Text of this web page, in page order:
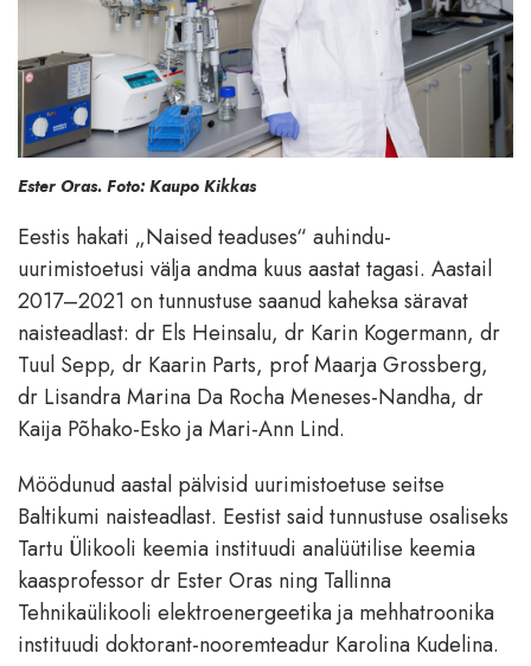
Ester Oras. Foto: Kaupo Kikkas
Eestis hakati „Naised teaduses“ auhindu-
uurimistoetusi välja andma kuus aastat tagasi. Aastail
2017–2021 on tunnustuse saanud kaheksa säravat
naisteadlast: dr Els Heinsalu, dr Karin Kogermann, dr
Tuul Sepp, dr Kaarin Parts, prof Maarja Grossberg,
dr Lisandra Marina Da Rocha Meneses-Nandha, dr
Kaija Põhako-Esko ja Mari-Ann Lind.
Möödunud aastal pälvisid uurimistoetuse seitse
Baltikumi naisteadlast. Eestist said tunnustuse osaliseks
Tartu Ülikooli keemia instituudi analüütilise keemia
kaasprofessor dr Ester Oras ning Tallinna
Tehnikaülikooli elektroenergeetika ja mehhatroonika
instituudi doktorant-nooremteadur Karolina Kudelina.